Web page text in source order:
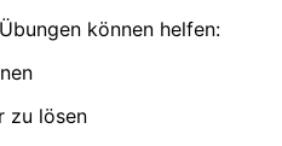
können helfen:
zu lösen